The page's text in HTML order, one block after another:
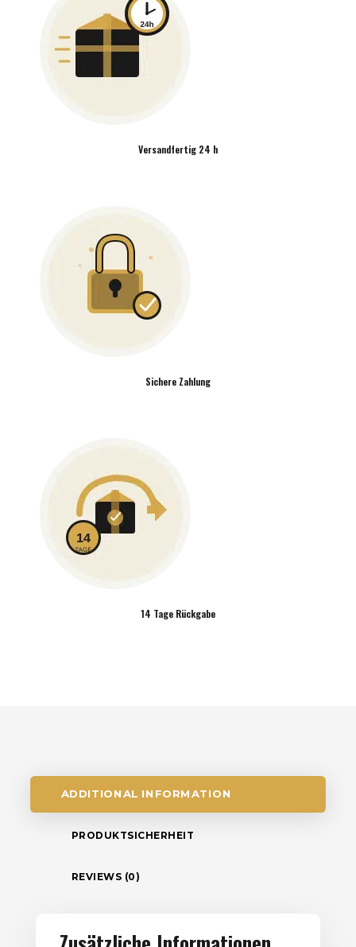
Versandfertig 24 h
Sichere Zahlung
14 Tage Rückgabe
ADDITIONAL INFORMATION
PRODUKTSICHERHEIT
REVIEWS (0)